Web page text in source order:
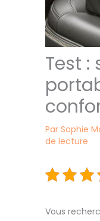
Test :
Par Sophie
de lecture
Vous